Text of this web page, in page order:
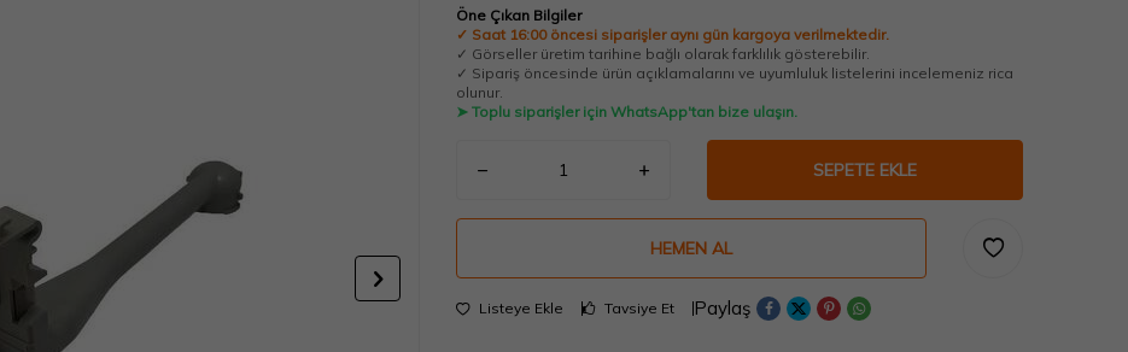
Öne Çıkan Bilgiler
✓ Saat 16:00 öncesi siparişler aynı gün kargoya verilmektedir.
✓ Görseller üretim tarihine bağlı olarak farklılık gösterebilir.
✓ Sipariş öncesinde ürün açıklamalarını ve uyumluluk listelerini incelemeniz rica
olunur.
➤ Toplu siparişler için WhatsApp'tan bize ulaşın.
SEPETE EKLE
HEMEN AL
Listeye Ekle Tavsiye Et Paylaş